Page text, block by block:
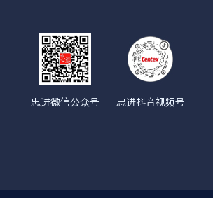
忠进微信公众号 忠进抖音视频号